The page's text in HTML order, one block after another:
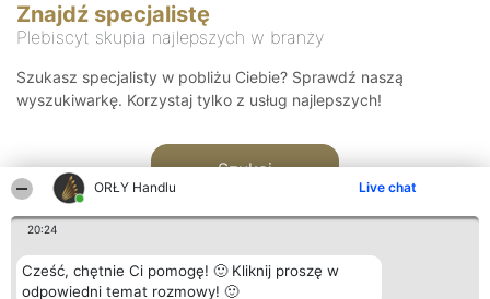
ORŁY Handlu Live chat
20:24
Cześć, chętnie Ci pomogę! 🙂 Kliknij proszę w
odpowiedni temat rozmowy! 🙂
Znajdź specjalistę
Plebiscyt skupia najlepszych w branży
Szukasz specjalisty w pobliżu Ciebie? Sprawdź naszą
wyszukiwarkę. Korzystaj tylko z usług najlepszych!
Szukaj